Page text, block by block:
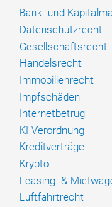
Bank- und
Datenschutzrecht
Gesellschaftsrecht
Handelsrecht
Immobilienrecht
Impfschäden
Internetbetrug
KI Verordnung
Kreditverträge
Krypto
Leasing- &
Luftfahrtrecht